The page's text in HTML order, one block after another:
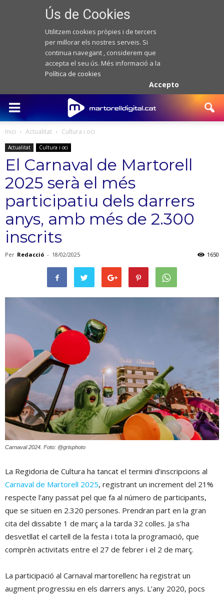
Ús de Cookies
Utilitzem cookies pròpies i de tercers
per millorar els nostres serveis. Si
continua navegant , considerem que
accepta el seu ús. Més informació a la
Política de cookies
Accepto
Inici Actualitat Cultura i oci
Actualitat Cultura i oci
El Carnaval de Martorell
2025 serà el més
participatiu dels darrers
anys, amb més de 2.300
inscrits
Per Redacció - 18/02/2025 1650
Carnaval 2024. Foto: @grisphoto
La Regidoria de Cultura ha tancat el termini d’inscripcions al
Carnaval de Martorell 2025, registrant un increment del 21%
respecte l’any passat pel que fa al número de participants,
que se situen en 2.320 persones. Prendran part en la gran
cita del dissabte 1 de març a la tarda 32 colles. Ja s’ha
desvetllat el cartell de la festa i tota la programació, que
comprèn activitats entre el 27 de febrer i el 2 de març.
La participació al Carnaval martorellenc ha registrat un
augment progressiu en els darrers anys. L’any 2020, pocs